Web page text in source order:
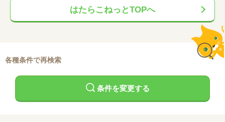
はたらこねっとTOPへ
各種条件で再検索
条件を変更する